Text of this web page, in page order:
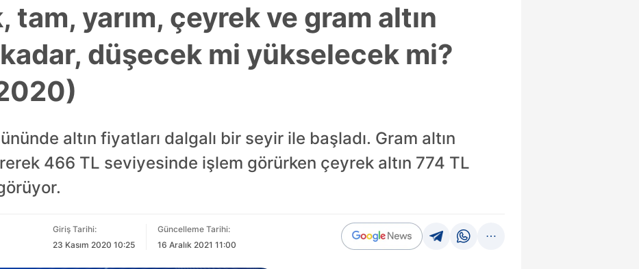
tam, yarım, çeyrek ve gram altın
düşecek mi yükselecek mi?
altın fiyatları dalgalı bir seyir ile başladı. Gram altın
466 TL seviyesinde işlem görürken çeyrek altın 774 TL
Giriş Tarihi:
23 Kasım 2020 10:25
Güncelleme Tarihi:
16 Aralık 2021 11:00